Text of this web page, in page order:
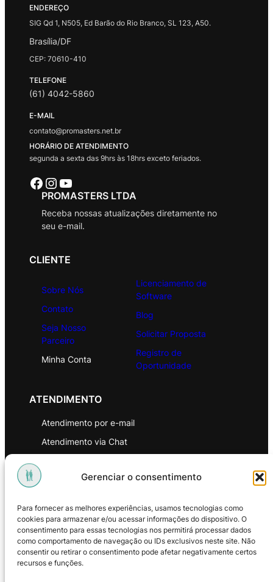
Gerenciar o consentimento
Para fornecer as melhores experiências, usamos tecnologias como
cookies para armazenar e/ou acessar informações do dispositivo. O
consentimento para essas tecnologias nos permitirá processar dados
como comportamento de navegação ou IDs exclusivos neste site. Não
consentir ou retirar o consentimento pode afetar negativamente certos
recursos e funções.
ENDEREÇO
SIG Qd 1, N505, Ed Barão do Rio Branco, SL 123, A50.
Brasília/DF
CEP: 70610-410
TELEFONE
(61) 4042-5860
E-MAIL
contato@promasters.net.br
HORÁRIO DE ATENDIMENTO
segunda a sexta das 9hrs às 18hrs exceto feriados.
Facebook Instagram Youtube
PROMASTERS LTDA
Receba nossas atualizações diretamente no
seu e-mail.
CLIENTE
Sobre Nós
Contato
Seja Nosso
Parceiro
Minha Conta
Licenciamento de
Software
Blog
Solicitar Proposta
Registro de
Oportunidade
ATENDIMENTO
Atendimento por e-mail
Atendimento via Chat
Política de Privacidade
Política de Troca e Devoluções
Política de Reembolso